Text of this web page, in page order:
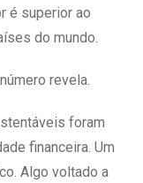
é superior ao
do mundo.
revela.
foram
financeira. Um
Algo voltado a